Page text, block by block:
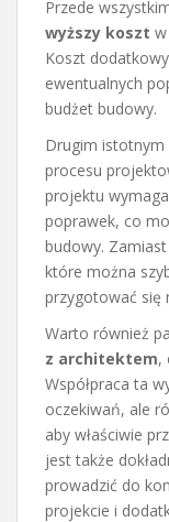
Przede
wyższy koszt
Koszt
ewentualnych
budżet budowy.
Drugim
procesu
projektu
poprawek, co
budowy.
które można
przygotować się
Warto również
z architektem,
Współpraca ta
oczekiwań, ale
aby właściwie
jest także
prowadzić do
projekcie i